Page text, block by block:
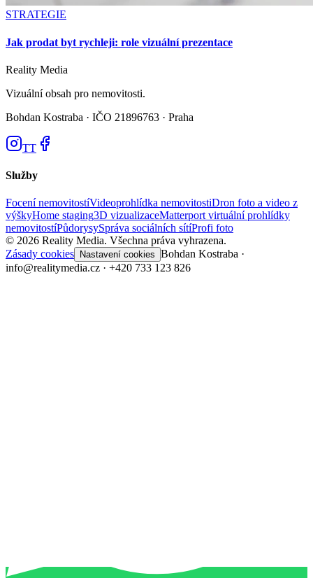
STRATEGIE
Jak prodat byt rychleji: role vizuální prezentace
Reality Media
Vizuální obsah pro nemovitosti.
Bohdan Kostraba · IČO 21896763 · Praha
TT
Služby
Focení nemovitostíVideoprohlídka nemovitostiDron foto a video z
výškyHome staging3D vizualizaceMatterport virtuální prohlídky
nemovitostíPůdorysySpráva sociálních sítíProfi foto
© 2026 Reality Media. Všechna práva vyhrazena.
Zásady cookies
Nastavení cookies Bohdan Kostraba ·
info@realitymedia.cz · +420 733 123 826